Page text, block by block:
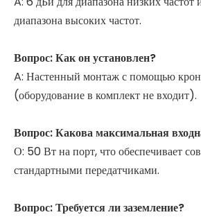
диапазона высоких частот.
Вопрос:Как он установлен?
A: Настенный монтаж с помощью
(оборудование в комплект не входит).
Вопрос:Какова максимальная
О: 50 Вт на порт, что обеспечивает
стандартными передатчиками.
Вопрос:Требуется ли заземление?